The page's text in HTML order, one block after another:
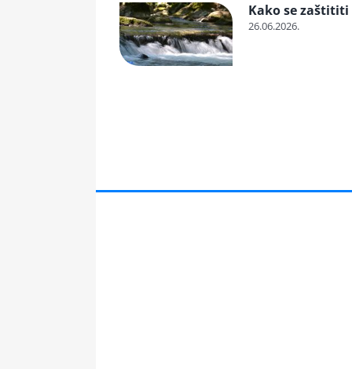
Kako se
26.06.2026.